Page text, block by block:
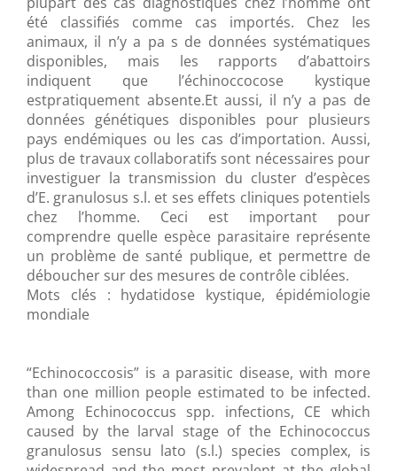
été classifiés comme cas importés. Chez les
animaux, il n’y a pa s de données systématiques
disponibles, mais les rapports d’abattoirs
indiquent que l’échinoccocose kystique
estpratiquement absente.Et aussi, il n’y a pas de
données génétiques disponibles pour plusieurs
pays endémiques ou les cas d’importation. Aussi,
plus de travaux collaboratifs sont nécessaires pour
investiguer la transmission du cluster d’espèces
d’E. granulosus s.l. et ses effets cliniques potentiels
chez l’homme. Ceci est important pour
comprendre quelle espèce parasitaire représente
un problème de santé publique, et permettre de
déboucher sur des mesures de contrôle ciblées.
Mots clés : hydatidose kystique, épidémiologie
mondiale
“Echinococcosis” is a parasitic disease, with more
than one million people estimated to be infected.
Among Echinococcus spp. infections, CE which
caused by the larval stage of the Echinococcus
granulosus sensu lato (s.l.) species complex, is